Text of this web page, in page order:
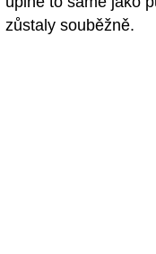
zůstaly souběžně.